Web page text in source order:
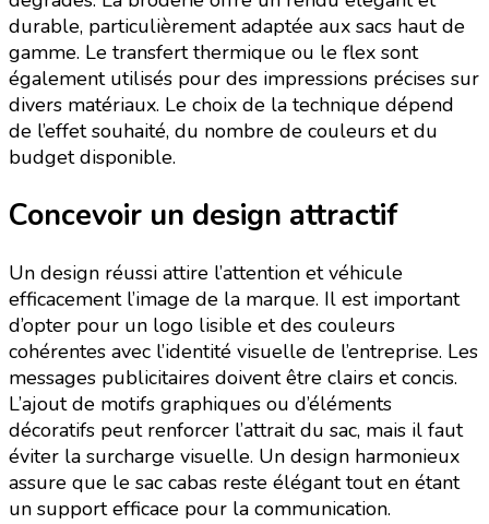
durable, particulièrement adaptée aux sacs haut de
gamme. Le transfert thermique ou le flex sont
également utilisés pour des impressions précises sur
divers matériaux. Le choix de la technique dépend
de l’effet souhaité, du nombre de couleurs et du
budget disponible.
Concevoir un design attractif
Un design réussi attire l’attention et véhicule
efficacement l’image de la marque. Il est important
d’opter pour un logo lisible et des couleurs
cohérentes avec l’identité visuelle de l’entreprise. Les
messages publicitaires doivent être clairs et concis.
L’ajout de motifs graphiques ou d’éléments
décoratifs peut renforcer l’attrait du sac, mais il faut
éviter la surcharge visuelle. Un design harmonieux
assure que le sac cabas reste élégant tout en étant
un support efficace pour la communication.